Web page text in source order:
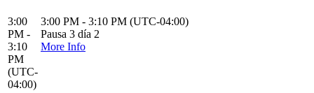
3:00
PM -
3:10
PM
(UTC-
04:00)
3:00 PM - 3:10 PM (UTC-04:00)
Pausa 3 día 2
More Info